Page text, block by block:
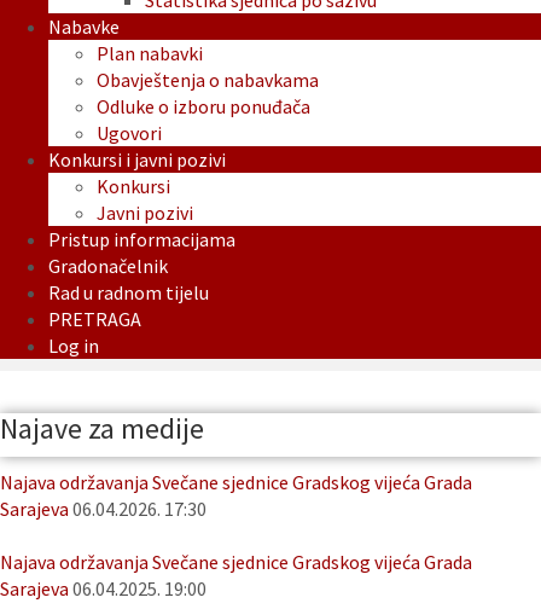
Nabavke
Plan nabavki
Obavještenja o nabavkama
Odluke o izboru ponuđača
Ugovori
Konkursi i javni pozivi
Konkursi
Javni pozivi
Pristup informacijama
Gradonačelnik
Rad u radnom tijelu
PRETRAGA
Log in
Najave za medije
Najava održavanja Svečane sjednice Gradskog vijeća Grada
Sarajeva 06.04.2026. 17:30
Najava održavanja Svečane sjednice Gradskog vijeća Grada
Sarajeva 06.04.2025. 19:00